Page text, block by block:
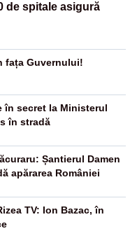
de spitale asigură
fața Guvernului!
în secret la Ministerul
în stradă
Șantierul Damen
apărarea României
TV: Ion Bazac, în